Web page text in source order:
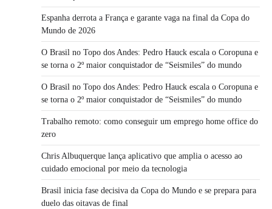
Espanha derrota a França e garante vaga na final da Copa do
Mundo de 2026
O Brasil no Topo dos Andes: Pedro Hauck escala o Coropuna e
se torna o 2º maior conquistador de “Seismiles” do mundo
O Brasil no Topo dos Andes: Pedro Hauck escala o Coropuna e
se torna o 2º maior conquistador de “Seismiles” do mundo
Trabalho remoto: como conseguir um emprego home office do
zero
Chris Albuquerque lança aplicativo que amplia o acesso ao
cuidado emocional por meio da tecnologia
Brasil inicia fase decisiva da Copa do Mundo e se prepara para
duelo das oitavas de final